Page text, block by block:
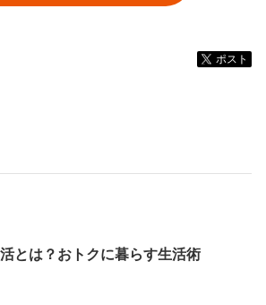
ポスト
とは？おトクに暮らす生活術